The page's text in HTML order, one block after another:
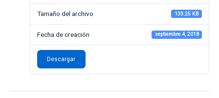
Tamaño del archivo 133.25 KB
Fecha de creación septiembre 4, 2018
Descargar